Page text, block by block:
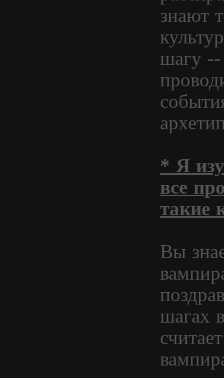
знают
шагу --
* Я
все
такие
Вы
шагах